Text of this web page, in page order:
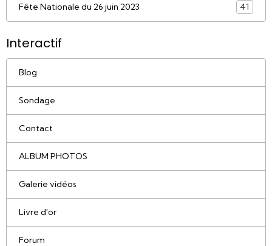
Fête Nationale du 26 juin 2023 41
Interactif
Blog
Sondage
Contact
ALBUM PHOTOS
Galerie vidéos
Livre d'or
Forum